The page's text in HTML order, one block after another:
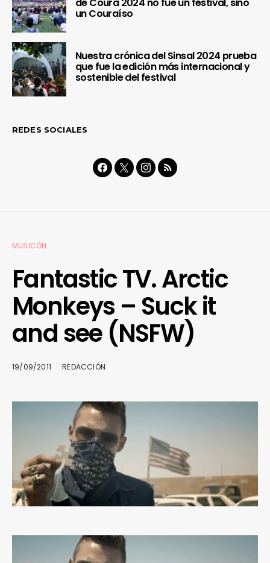
un Couraíso
Nuestra crónica del Sinsal 2024 prueba
que fue la edición más internacional y
sostenible del festival
REDES SOCIALES
MUSICÓN
Fantastic TV. Arctic
Monkeys – Suck it
and see (NSFW)
19/09/2011 REDACCIÓN